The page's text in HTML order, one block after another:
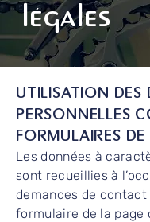
légales
UTILISATION DES
PERSONNELLES
FORMULAIRES
Les données à
sont recueillies à
demandes de contact
formulaire de la page